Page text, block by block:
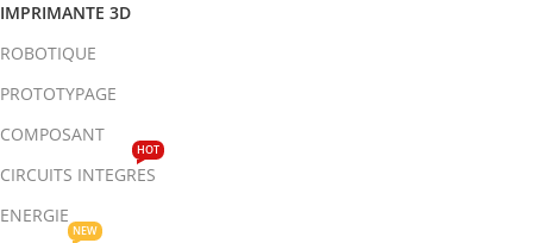
IMPRIMANTE 3D
ROBOTIQUE
PROTOTYPAGE
COMPOSANT
CIRCUITS INTEGRES
HOT
ENERGIE
NEW